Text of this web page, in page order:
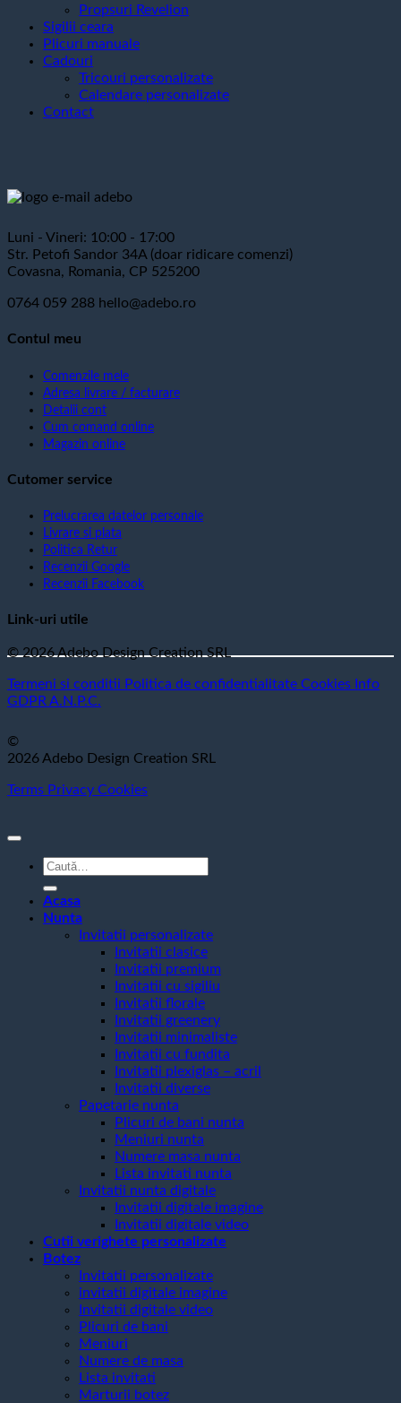
Propsuri Revelion
Sigilii ceara
Plicuri manuale
Cadouri
Tricouri personalizate
Calendare personalizate
Contact
Luni - Vineri: 10:00 - 17:00
Str. Petofi Sandor 34A (doar ridicare comenzi)
Covasna, Romania, CP 525200
0764 059 288 hello@adebo.ro
Contul meu
Comenzile mele
Adresa livrare / facturare
Detalii cont
Cum comand online
Magazin online
Cutomer service
Prelucrarea datelor personale
Livrare si plata
Politica Retur
Recenzii Google
Recenzii Facebook
Link-uri utile
© 2026 Adebo Design Creation SRL
Termeni si conditii Politica de confidentialitate Cookies Info
GDPR A.N.P.C.
©
2026 Adebo Design Creation SRL
Terms Privacy Cookies
Caută
după:
Acasa
Nunta
Invitatii personalizate
Invitatii clasice
Invitatii premium
Invitatii cu sigiliu
Invitatii florale
Invitatii greenery
Invitatii minimaliste
Invitatii cu fundita
Invitatii plexiglas – acril
Invitatii diverse
Papetarie nunta
Plicuri de bani nunta
Meniuri nunta
Numere masa nunta
Lista invitati nunta
Invitatii nunta digitale
Invitatii digitale imagine
Invitatii digitale video
Cutii verighete personalizate
Botez
Invitatii personalizate
invitatii digitale imagine
Invitatii digitale video
Plicuri de bani
Meniuri
Numere de masa
Lista invitati
Marturii botez